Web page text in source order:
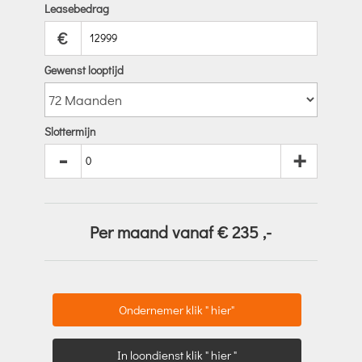
Leasebedrag
€
Gewenst looptijd
Slottermijn
- +
Per maand vanaf €235 ,-
Ondernemer klik " hier"
In loondienst klik " hier "